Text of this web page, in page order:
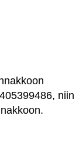
niin